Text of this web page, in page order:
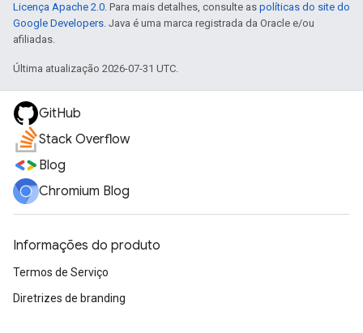
Licença Apache 2.0. Para mais detalhes, consulte as políticas do site do
Google Developers. Java é uma marca registrada da Oracle e/ou
afiliadas.
Última atualização 2026-07-31 UTC.
GitHub
Stack Overflow
Blog
Chromium Blog
Informações do produto
Termos de Serviço
Diretrizes de branding